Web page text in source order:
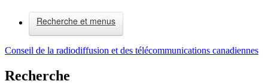
Recherche et menus
Conseil de la radiodiffusion et des télécommunications canadiennes
Recherche